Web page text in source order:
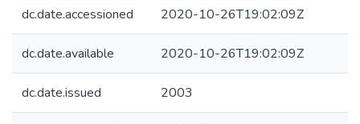
dc.date.accessioned 2020-10-26T19:02:09Z
dc.date.available 2020-10-26T19:02:09Z
dc.date.issued 2003